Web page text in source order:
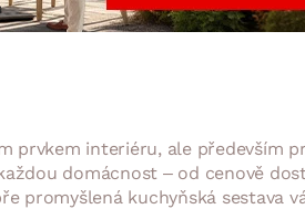
VÁNOCE
doplňky
prvkem interiéru, ale především
domácnost – od cenově
promyšlená kuchyňská sestava